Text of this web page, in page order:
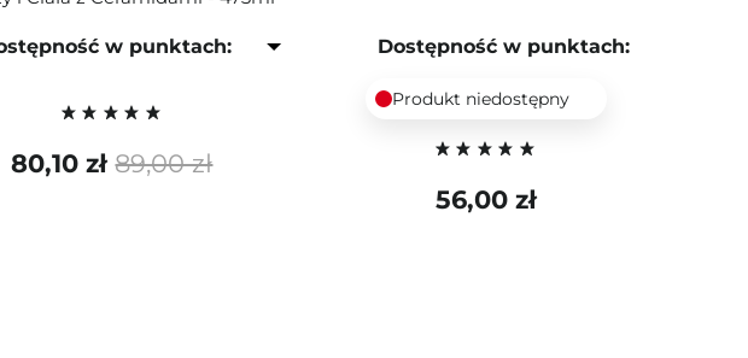
w punktach:
89,00 zł
80,10 zł
Dostępność w punktach:
Produkt niedostępny
56,00 zł